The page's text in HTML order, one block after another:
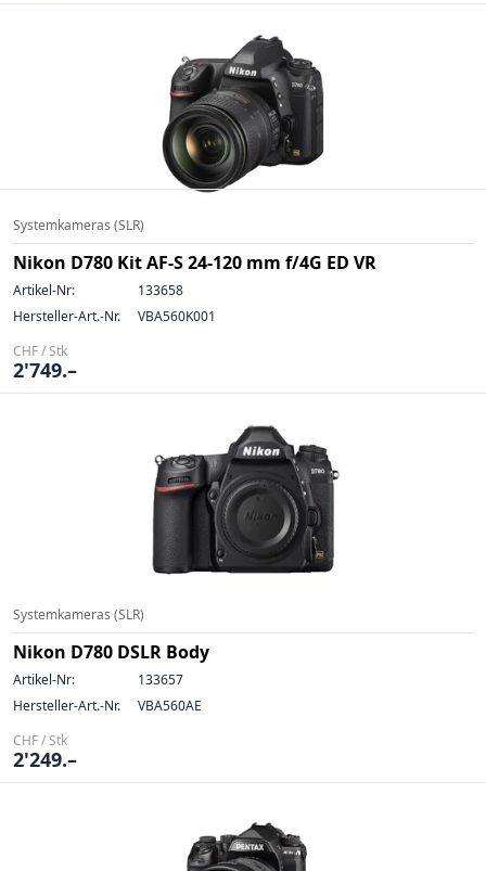
Systemkameras (SLR)
Nikon D780 Kit AF-S 24-120 mm f/4G ED VR
Artikel-Nr:
133658
Hersteller-Art.-Nr.
VBA560K001
CHF / Stk
2'749.–
Systemkameras (SLR)
Nikon D780 DSLR Body
Artikel-Nr:
133657
Hersteller-Art.-Nr.
VBA560AE
CHF / Stk
2'249.–